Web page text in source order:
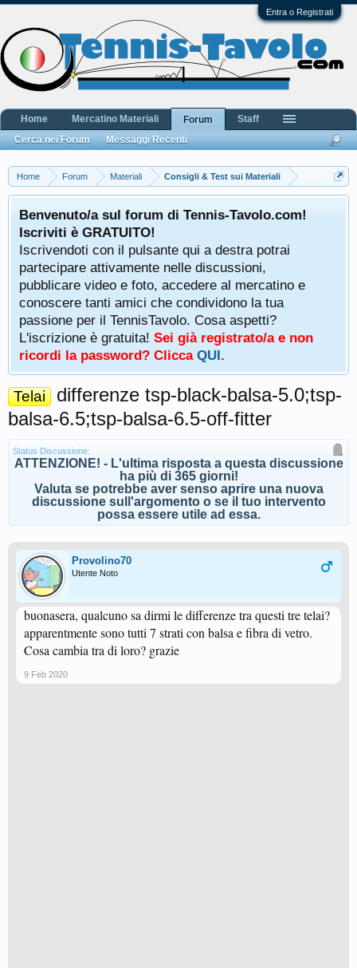
Entra o Registrati
Home Forum Materiali Consigli & Test sui Materiali
Benvenuto/a sul forum di Tennis-Tavolo.com!
Iscriviti è GRATUITO!
Iscrivendoti con il pulsante qui a destra potrai
partecipare attivamente nelle discussioni,
pubblicare video e foto, accedere al mercatino e
conoscere tanti amici che condividono la tua
passione per il TennisTavolo. Cosa aspetti?
L'iscrizione è gratuita! Sei già registrato/a e non
ricordi la password? Clicca QUI.
Telai
differenze tsp-black-balsa-5.0;tsp-
balsa-6.5;tsp-balsa-6.5-off-fitter
Status Discussione:
ATTENZIONE! - L'ultima risposta a questa discussione
ha più di 365 giorni!
Valuta se potrebbe aver senso aprire una nuova
discussione sull'argomento o se il tuo intervento
possa essere utile ad essa.
Provolino70
Utente Noto
buonasera, qualcuno sa dirmi le differenze tra questi tre telai?
apparentmente sono tutti 7 strati con balsa e fibra di vetro.
Cosa cambia tra di loro? grazie
9 Feb 2020
Home Mercatino Materiali
Forum
Cerca nei Forum
Messaggi Recenti
Staff